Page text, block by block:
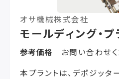
オサ機械株式会社
モールディング・プ
参考価格
お問い合わせ
本プラントは、デポジッタ